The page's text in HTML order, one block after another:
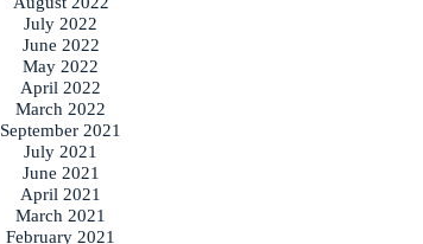
July 2022
June 2022
May 2022
April 2022
March 2022
September 2021
July 2021
June 2021
April 2021
March 2021
February 2021